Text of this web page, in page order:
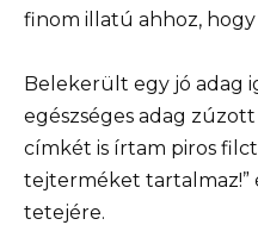
finom illatú ahhoz,
Belekerült egy jó adag
egészséges adag
címkét is írtam piros
tejterméket tartalmaz!”
tetejére.